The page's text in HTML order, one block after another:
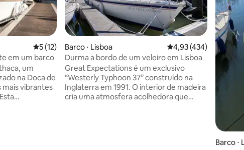
5 de uma avaliação média de 5, 12 avaliações
5 (12)
em um barco
um
na Doca de
mais vibrantes
Barco ⋅ Lisboa 4,93 de uma
4,93 (434)
Durma a bordo de um veleiro em Lisboa
Great Expectations é um exclusivo
“Westerly Typhoon 37” construído na
Inglaterra em 1991. O interior de madeira
cria uma atmosfera acolhedora que
Barco ⋅